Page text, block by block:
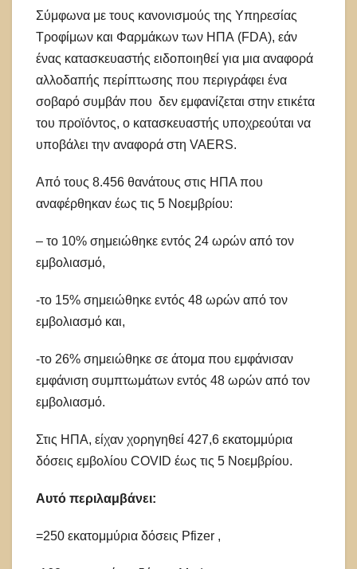
Σύμφωνα με τους κανονισμούς της Υπηρεσίας
Τροφίμων και Φαρμάκων των ΗΠΑ (FDA), εάν
ένας κατασκευαστής ειδοποιηθεί για μια αναφορά
αλλοδαπής περίπτωσης που περιγράφει ένα
σοβαρό συμβάν που δεν εμφανίζεται στην ετικέτα
του προϊόντος, ο κατασκευαστής υποχρεούται να
υποβάλει την αναφορά στη VAERS.
Από τους 8.456 θανάτους στις ΗΠΑ που
αναφέρθηκαν έως τις 5 Νοεμβρίου:
– το 10% σημειώθηκε εντός 24 ωρών από τον
εμβολιασμό,
-το 15% σημειώθηκε εντός 48 ωρών από τον
εμβολιασμό και,
-το 26% σημειώθηκε σε άτομα που εμφάνισαν
εμφάνιση συμπτωμάτων εντός 48 ωρών από τον
εμβολιασμό.
Στις ΗΠΑ, είχαν χορηγηθεί 427,6 εκατομμύρια
δόσεις εμβολίου COVID έως τις 5 Νοεμβρίου.
Αυτό περιλαμβάνει:
=250 εκατομμύρια δόσεις Pfizer ,